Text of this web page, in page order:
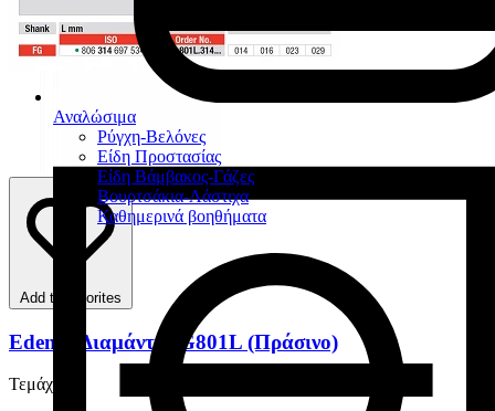
Αναλώσιμα
Ρύγχη-Βελόνες
Είδη Προστασίας
Είδη Βάμβακος-Γάζες
Βουρτσάκια-Λάστιχα
Καθημερινά βοηθήματα
Add to favorites
Edenta Διαμάντια G801L (Πράσινο)
Τεμάχιο